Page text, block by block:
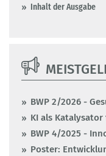
Inhalt der Ausgabe
BWP 2/2026 -
KI als
BWP 4/2025 -
Poster: